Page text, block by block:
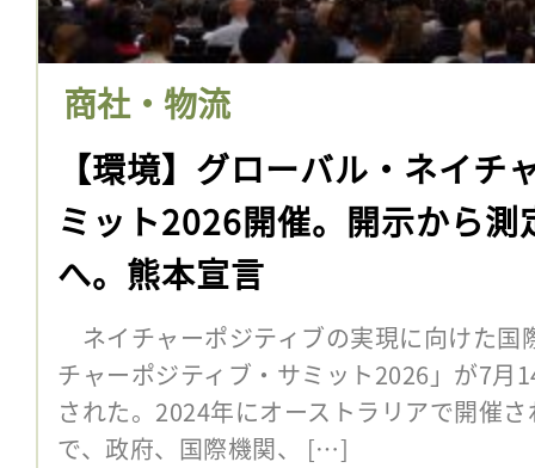
商社・物流
【環境】グローバル・ネイチ
ミット2026開催。開示から測
へ。熊本宣言
ネイチャーポジティブの実現に向けた国
チャーポジティブ・サミット2026」が7月
された。2024年にオーストラリアで開催
で、政府、国際機関、 […]